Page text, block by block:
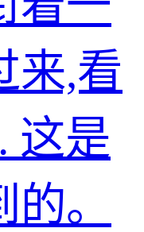
来,看
这是
。